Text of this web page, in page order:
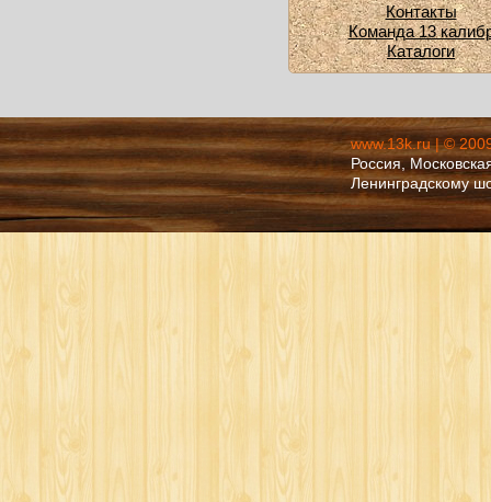
Контакты
Команда 13
Каталоги
www.13k.ru | ©
Россия,
Ленинградскому